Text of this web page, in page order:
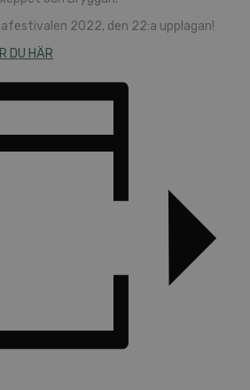
2022, den 22:a upplagan!
DU HÄR